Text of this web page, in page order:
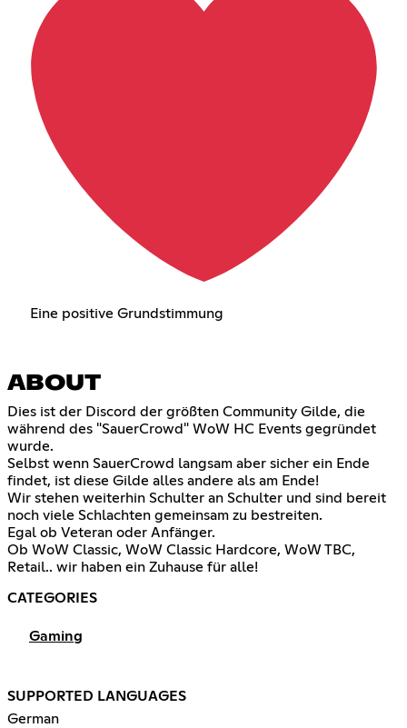
Eine positive Grundstimmung
ABOUT
Dies ist der Discord der größten Community Gilde, die
während des "SauerCrowd" WoW HC Events gegründet
wurde.
Selbst wenn SauerCrowd langsam aber sicher ein Ende
findet, ist diese Gilde alles andere als am Ende!
Wir stehen weiterhin Schulter an Schulter und sind bereit
noch viele Schlachten gemeinsam zu bestreiten.
Egal ob Veteran oder Anfänger.
Ob WoW Classic, WoW Classic Hardcore, WoW TBC,
Retail.. wir haben ein Zuhause für alle!
CATEGORIES
Gaming
SUPPORTED LANGUAGES
German